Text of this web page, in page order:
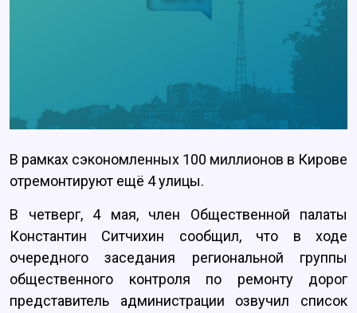
В рамках сэкономленных 100 миллионов в Кирове
отремонтируют ещё 4 улицы.
В четверг, 4 мая, член Общественной палаты
Константин Ситчихин сообщил, что в ходе
очередного заседания региональной группы
общественного контроля по ремонту дорог
представитель администрации озвучил список